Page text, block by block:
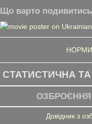
Що варто
НОРМИ
СТАТИСТИЧНА
ОЗБРОЄННЯ
Довідник з